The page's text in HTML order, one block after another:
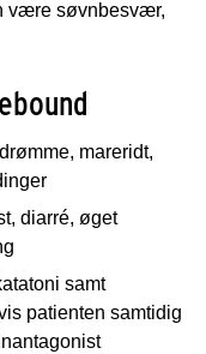
være søvnbesvær,
mareridt,
diarré, øget
samt
patienten samtidig